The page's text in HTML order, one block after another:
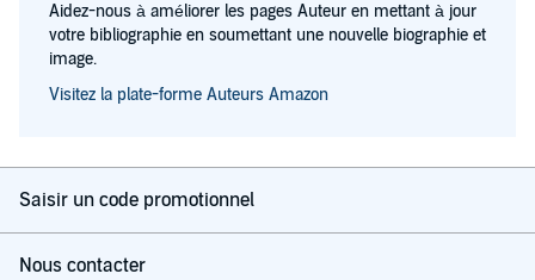
Aidez-nous à améliorer les pages Auteur en mettant à jour
votre bibliographie en soumettant une nouvelle biographie et
image.
Visitez la plate-forme Auteurs Amazon
Saisir un code promotionnel
Nous contacter